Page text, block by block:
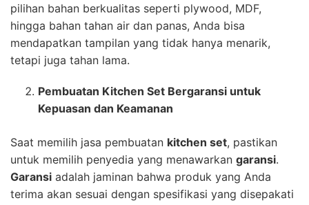
pilihan bahan berkualitas seperti plywood, MDF,
hingga bahan tahan air dan panas, Anda bisa
mendapatkan tampilan yang tidak hanya menarik,
tetapi juga tahan lama.
Pembuatan Kitchen Set Bergaransi untuk
Kepuasan dan Keamanan
Saat memilih jasa pembuatan kitchen set, pastikan
untuk memilih penyedia yang menawarkan garansi.
Garansi adalah jaminan bahwa produk yang Anda
terima akan sesuai dengan spesifikasi yang disepakati